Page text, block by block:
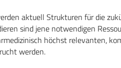
aktuell Strukturen für die
sind jene notwendigen
höchst relevanten,
werden.